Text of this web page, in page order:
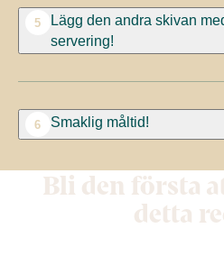
5
Lägg den andra skivan
servering!
6 Smaklig måltid!
Bli den första
detta